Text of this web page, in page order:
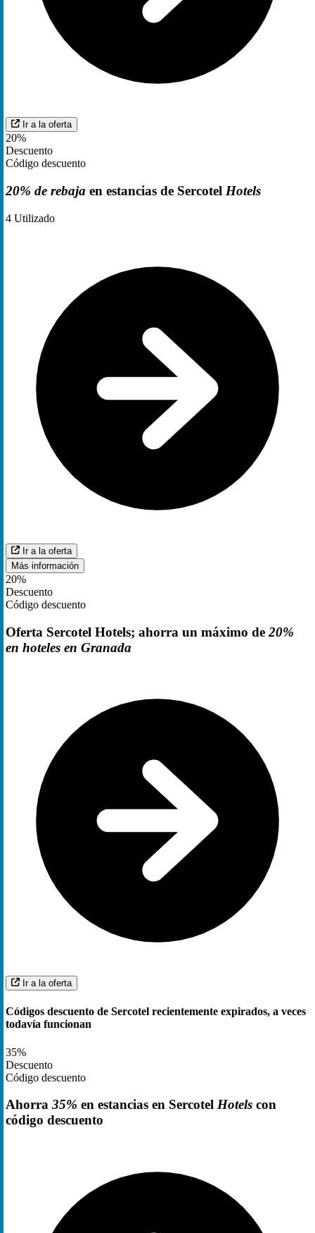
Ir a la oferta
20%
Descuento
Código descuento
20% de rebaja en estancias de Sercotel Hotels
4 Utilizado
Ir a la oferta
Más información
20%
Descuento
Código descuento
Oferta Sercotel Hotels; ahorra un máximo de 20%
en hoteles en Granada
Ir a la oferta
Códigos descuento de Sercotel recientemente expirados, a veces
todavía funcionan
35%
Descuento
Código descuento
Ahorra 35% en estancias en Sercotel Hotels con
código descuento